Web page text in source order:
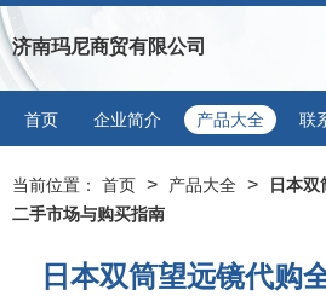
济南玛尼商贸有限公司
首页 企业简介 产品大全 联
当前位置： 首页 > 产品大全 >
日本双
二手市场与购买指南
日本双筒望远镜代购